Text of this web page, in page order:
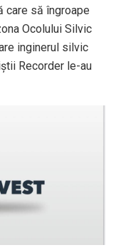
care să îngroape
Ocolului Silvic
inginerul silvic
Recorder le-au